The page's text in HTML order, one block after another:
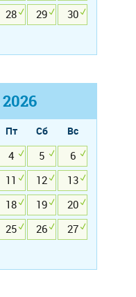
28 29
30
2026
Пт Сб
Вс
4 5
6
11 12
13
18 19
20
25 26
27